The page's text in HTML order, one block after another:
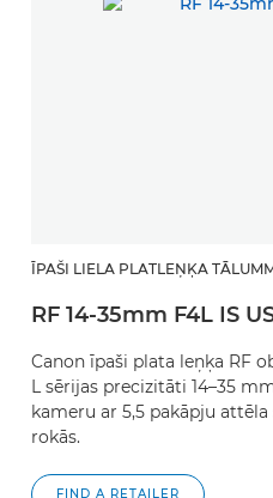
ĪPAŠI LIELA PLATLEŅĶA
RF 14-35mm F4L IS
Canon īpaši plata leņķa RF
L sērijas precizitāti 14–35
kameru ar 5,5 pakāpju
rokās.
FIND A RETAILER